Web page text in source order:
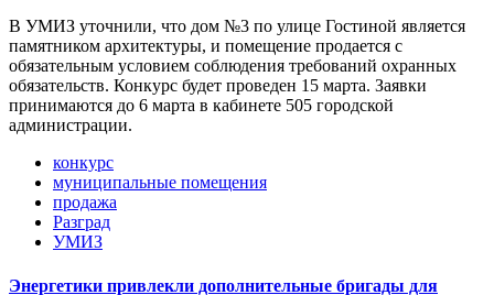
В УМИЗ уточнили, что дом №3 по улице Гостиной является
памятником архитектуры, и помещение продается с
обязательным условием соблюдения требований охранных
обязательств. Конкурс будет проведен 15 марта. Заявки
принимаются до 6 марта в кабинете 505 городской
администрации.
конкурс
муниципальные помещения
продажа
Разград
УМИЗ
Энергетики привлекли дополнительные бригады для